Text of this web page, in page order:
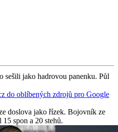
sešili jako hadrovou panenku. Půl
do oblíbených zdrojů pro Google
doslova jako řízek. Bojovník ze
15 spon a 20 stehů.